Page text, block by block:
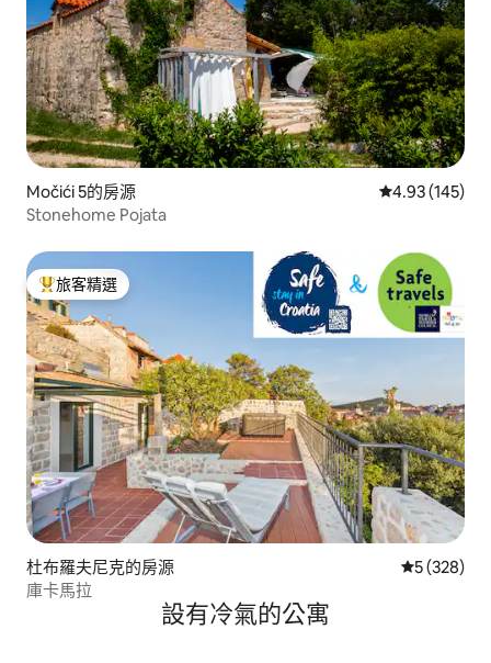
Močići 5的房源 從 145 則評價
4.93 (145)
Stonehome Pojata
旅客精選榜首
旅客精選
杜布羅夫尼克的房源 從 328 則評
5 (328)
庫卡馬拉
設有冷氣的公寓